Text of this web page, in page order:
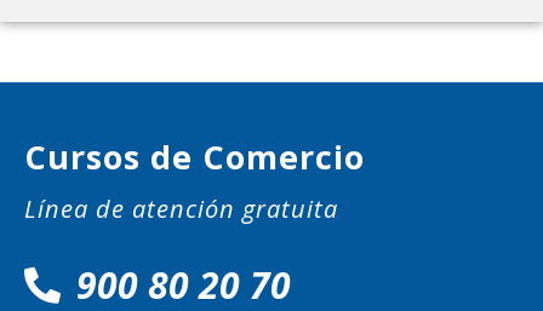
Cursos de Comercio
Línea de atención gratuita
900 80 20 70